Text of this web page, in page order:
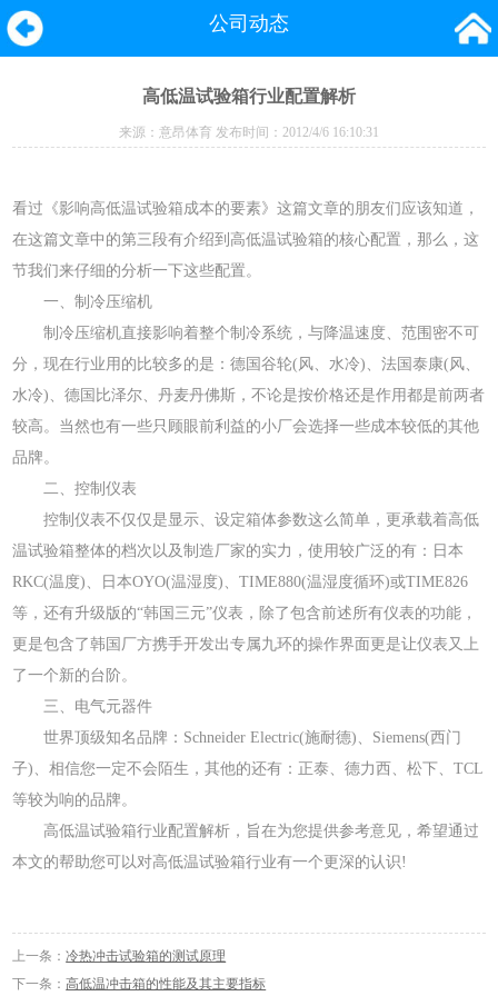
公司动态
高低温试验箱行业配置解析
来源： 意昂体育 发布时间：2012/4/6 16:10:31
看过《影响高低温试验箱成本的要素》这篇文章的朋友们应该知道，
在这篇文章中的第三段有介绍到高低温试验箱的核心配置，那么，这
节我们来仔细的分析一下这些配置。
一、制冷压缩机
制冷压缩机直接影响着整个制冷系统，与降温速度、范围密不可
分，现在行业用的比较多的是：德国谷轮(风、水冷)、法国泰康(风、
水冷)、德国比泽尔、丹麦丹佛斯，不论是按价格还是作用都是前两者
较高。当然也有一些只顾眼前利益的小厂会选择一些成本较低的其他
品牌。
二、控制仪表
控制仪表不仅仅是显示、设定箱体参数这么简单，更承载着高低
温试验箱整体的档次以及制造厂家的实力，使用较广泛的有：日本
RKC(温度)、日本OYO(温湿度)、TIME880(温湿度循环)或TIME826
等，还有升级版的“韩国三元”仪表，除了包含前述所有仪表的功能，
更是包含了韩国厂方携手开发出专属九环的操作界面更是让仪表又上
了一个新的台阶。
三、电气元器件
世界顶级知名品牌：Schneider Electric(施耐德)、Siemens(西门
子)、相信您一定不会陌生，其他的还有：正泰、德力西、松下、TCL
等较为响的品牌。
高低温试验箱行业配置解析，旨在为您提供参考意见，希望通过
本文的帮助您可以对高低温试验箱行业有一个更深的认识!
上一条：冷热冲击试验箱的测试原理
下一条：高低温冲击箱的性能及其主要指标